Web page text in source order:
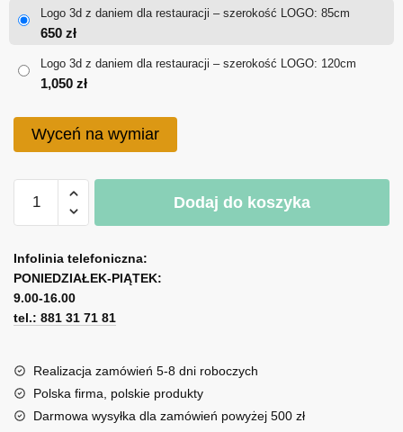
650 zł
Logo 3d z daniem dla restauracji – szerokość LOGO: 85cm
650 zł
Logo 3d z daniem dla restauracji – szerokość LOGO: 120cm
1,050 zł
Wyceń na wymiar
Logo
z
daniem
dla
restauracji
Dodaj do koszyka
l
t
e
r
a
t
i
Infolinia telefoniczna:
PONIEDZIAŁEK-PIĄTEK:
9.00-16.00
tel.: 881 31 71 81
Realizacja zamówień 5-8 dni roboczych
Polska firma, polskie produkty
Darmowa wysyłka dla zamówień powyżej 500 zł